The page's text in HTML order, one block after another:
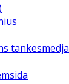
tankesmedja